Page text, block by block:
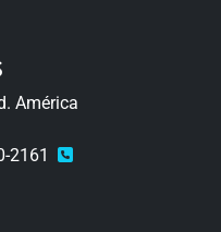
América
2161